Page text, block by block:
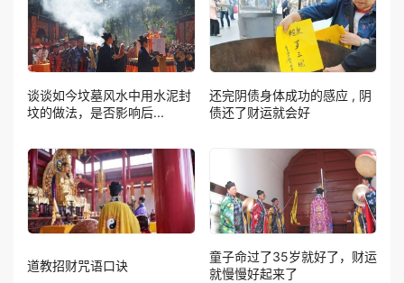
谈谈如今坟墓风水中用水泥封
坟的做法，是否影响后...
还完阴债身体成功的感应 , 阴
债还了财运就会好
道教招财咒语口诀
童子命过了35岁就好了，财运
就慢慢好起来了